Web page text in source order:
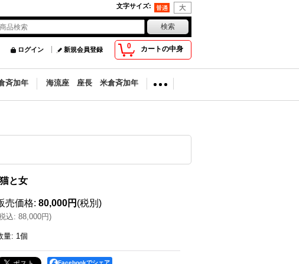
文字サイズ:
0 カートの中身
ログイン 新規会員登録
斉加年 海流座 座長 米倉斉加年
と女
売価格: 80,000円 (税別)
込: 88,000円)
量: 1個
Facebookでシェア